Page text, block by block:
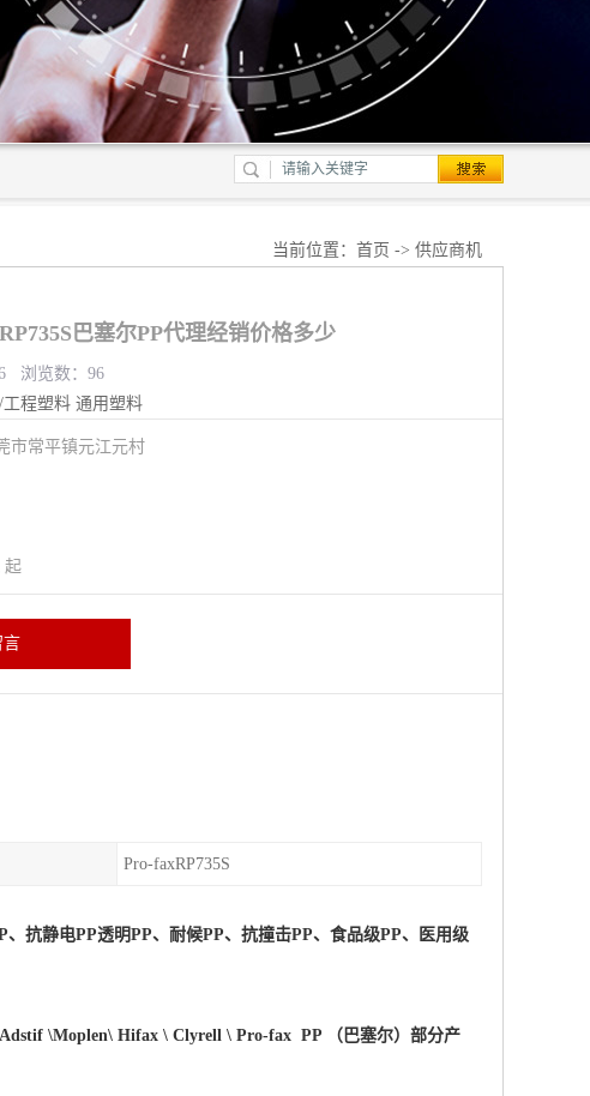
当前位置： 首页 -> 供应商机
巴塞尔PP代理经销价格多少
浏览数：96
工程塑料 通用塑料
市常平镇元江元村
起
言
Pro-faxRP735S
抗静电PP透明PP、耐候PP、抗撞击PP、食品级PP、医用级
Adstif \Moplen\ Hifax \ Clyrell \ Pro-fax PP （巴塞尔）部分产